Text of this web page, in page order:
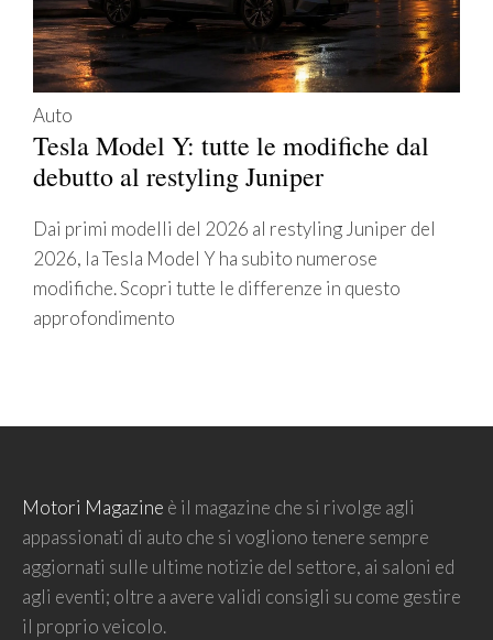
Auto
Tesla Model Y: tutte le modifiche dal
debutto al restyling Juniper
Dai primi modelli del 2026 al restyling Juniper del
2026, la Tesla Model Y ha subito numerose
modifiche. Scopri tutte le differenze in questo
approfondimento
Motori Magazine è il magazine che si rivolge agli
appassionati di auto che si vogliono tenere sempre
aggiornati sulle ultime notizie del settore, ai saloni ed
agli eventi; oltre a avere validi consigli su come gestire
il proprio veicolo.